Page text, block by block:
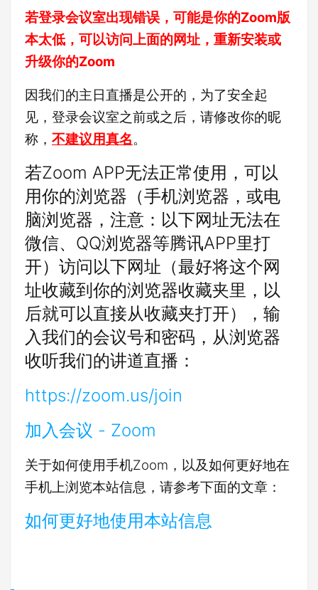
若登录会议室出现错误，可能是你的Zoom版
本太低，可以访问上面的网址，重新安装或
升级你的Zoom
因我们的主日直播是公开的，为了安全起
见，登录会议室之前或之后，请修改你的昵
称， 不建议用真名。
若Zoom APP无法正常使用，可以
用你的浏览器（手机浏览器，或电
脑浏览器，注意：以下网址无法在
微信、QQ浏览器等腾讯APP里打
开）访问以下网址（最好将这个网
址收藏到你的浏览器收藏夹里，以
后就可以直接从收藏夹打开），输
入我们的会议号和密码，从浏览器
收听我们的讲道直播：
https://zoom.us/join
加入会议 - Zoom
关于如何使用手机Zoom，以及如何更好地在
手机上浏览本站信息，请参考下面的文章：
如何更好地使用本站信息